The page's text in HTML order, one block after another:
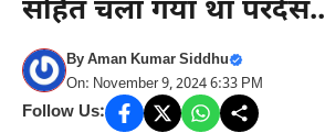
सहित चला गया था परदेस..
ByAman Kumar Siddhu
On: November 9, 2024 6:33 PM
Follow Us: